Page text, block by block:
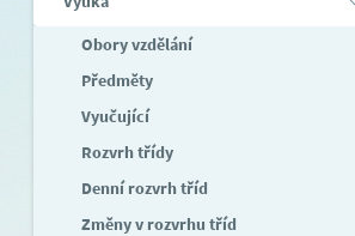
Obory vzdělání
Předměty
Vyučující
Rozvrh třídy
Denní rozvrh tříd
Změny v rozvrhu tříd